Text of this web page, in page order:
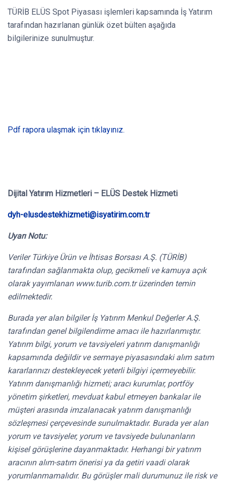
TÜRİB ELÜS Spot Piyasası işlemleri kapsamında İş Yatırım
tarafından hazırlanan günlük özet bülten aşağıda
bilgilerinize sunulmuştur.
Pdf rapora ulaşmak için tıklayınız.
Dijital Yatırım Hizmetleri – ELÜS Destek Hizmeti
dyh-elusdestekhizmeti@isyatirim.com.tr
Uyarı Notu:
Veriler Türkiye Ürün ve İhtisas Borsası A.Ş. (TÜRİB)
tarafından sağlanmakta olup, gecikmeli ve kamuya açık
olarak yayımlanan www.turib.com.tr üzerinden temin
edilmektedir.
Burada yer alan bilgiler İş Yatırım Menkul Değerler A.Ş.
tarafından genel bilgilendirme amacı ile hazırlanmıştır.
Yatırım bilgi, yorum ve tavsiyeleri yatırım danışmanlığı
kapsamında değildir ve sermaye piyasasındaki alım satım
kararlarınızı destekleyecek yeterli bilgiyi içermeyebilir.
Yatırım danışmanlığı hizmeti; aracı kurumlar, portföy
yönetim şirketleri, mevduat kabul etmeyen bankalar ile
müşteri arasında imzalanacak yatırım danışmanlığı
sözleşmesi çerçevesinde sunulmaktadır. Burada yer alan
yorum ve tavsiyeler, yorum ve tavsiyede bulunanların
kişisel görüşlerine dayanmaktadır. Herhangi bir yatırım
aracının alım-satım önerisi ya da getiri vaadi olarak
yorumlanmamalıdır. Bu görüşler mali durumunuz ile risk ve